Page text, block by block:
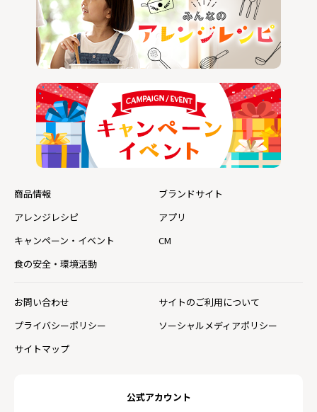
公式アカウント
商品情報
ブランドサイト
アレンジレシピ
アプリ
キャンペーン・イベント
CM
食の安全・環境活動
お問い合わせ
サイトのご利用について
プライバシーポリシー
ソーシャルメディアポリシー
サイトマップ